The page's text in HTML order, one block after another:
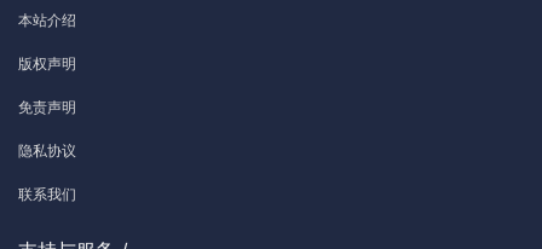
本站介绍
版权声明
免责声明
隐私协议
联系我们